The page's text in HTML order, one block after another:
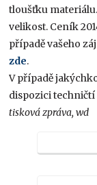
tloušťku
velikost. Ceník
případě vašeho
zde.
V případě
dispozici
tisková zpráva, wd